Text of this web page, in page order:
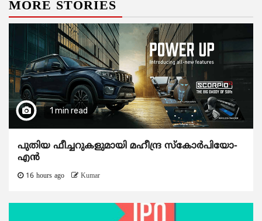
MORE STORIES
1 min read
പുതിയ ഫീച്ചറുകളുമായി മഹീന്ദ്ര സ്കോർപിയോ-
എൻ
16 hours ago Kumar